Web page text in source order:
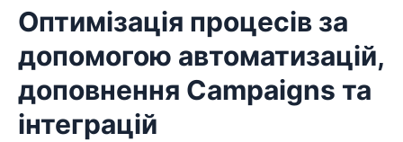
Оптимізація процесів за
допомогою автоматизацій,
доповнення Campaigns та
інтеграцій